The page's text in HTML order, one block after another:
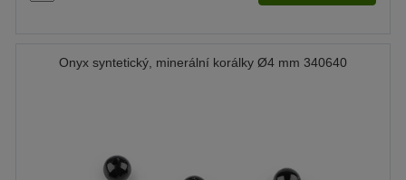
Onyx syntetický, minerální korálky Ø4 mm 340640